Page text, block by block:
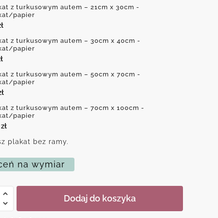
z turkusowym autem – 21cm x 30cm -
papier
z turkusowym autem – 30cm x 40cm -
papier
z turkusowym autem – 50cm x 70cm -
papier
z turkusowym autem – 70cm x 100cm -
papier
zł
plakat bez ramy.
na wymiar
Dodaj do koszyka